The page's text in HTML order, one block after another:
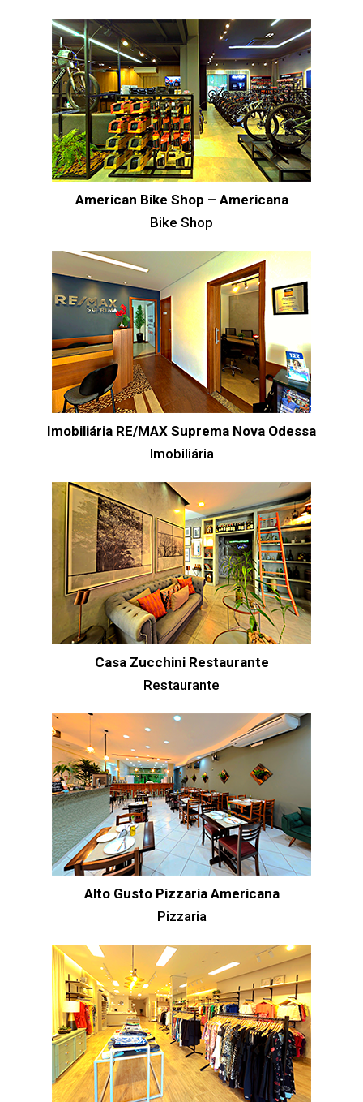
American Bike Shop – Americana
Bike Shop
Imobiliária RE/MAX Suprema Nova Odessa
Imobiliária
Casa Zucchini Restaurante
Restaurante
Alto Gusto Pizzaria Americana
Pizzaria